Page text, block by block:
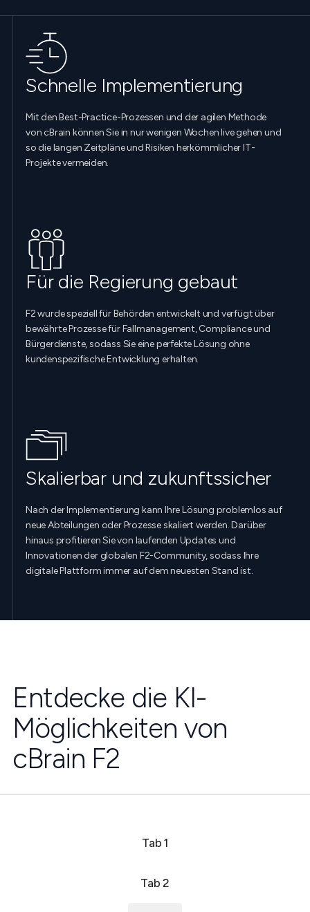
Schnelle Implementierung
Mit den Best-Practice-Prozessen und der agilen Methode
von cBrain können Sie in nur wenigen Wochen live gehen und
so die langen Zeitpläne und Risiken herkömmlicher IT-
Projekte vermeiden.
Für die Regierung gebaut
F2 wurde speziell für Behörden entwickelt und verfügt über
bewährte Prozesse für Fallmanagement, Compliance und
Bürgerdienste, sodass Sie eine perfekte Lösung ohne
kundenspezifische Entwicklung erhalten.
Skalierbar und zukunftssicher
Nach der Implementierung kann Ihre Lösung problemlos auf
neue Abteilungen oder Prozesse skaliert werden. Darüber
hinaus profitieren Sie von laufenden Updates und
Innovationen der globalen F2-Community, sodass Ihre
digitale Plattform immer auf dem neuesten Stand ist.
Entdecke die KI-
Möglichkeiten von
cBrain F2
Tab 1
Tab 2